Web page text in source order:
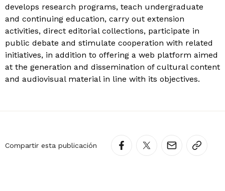
develops research programs, teach undergraduate
and continuing education, carry out extension
activities, direct editorial collections, participate in
public debate and stimulate cooperation with related
initiatives, in addition to offering a web platform aimed
at the generation and dissemination of cultural content
and audiovisual material in line with its objectives.
Compartir esta publicación